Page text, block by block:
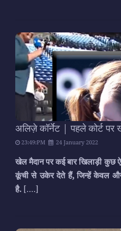
अलिज़े कॉर्नेट | पहले कोर्ट पर
23:49:PM 24 January 2022
खेल मैदान पर कई बार खिलाड़ी कुछ
कूंची से उकेर देते हैं, जिन्हें केवल
है. [….]